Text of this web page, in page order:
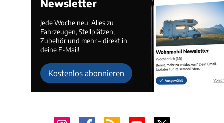
Newsletter
Jede Woche neu. Alles zu
Fahrzeugen, Stellplätzen,
Zubehör und mehr – direkt in
deine E-Mail!
Kostenlos abonnieren